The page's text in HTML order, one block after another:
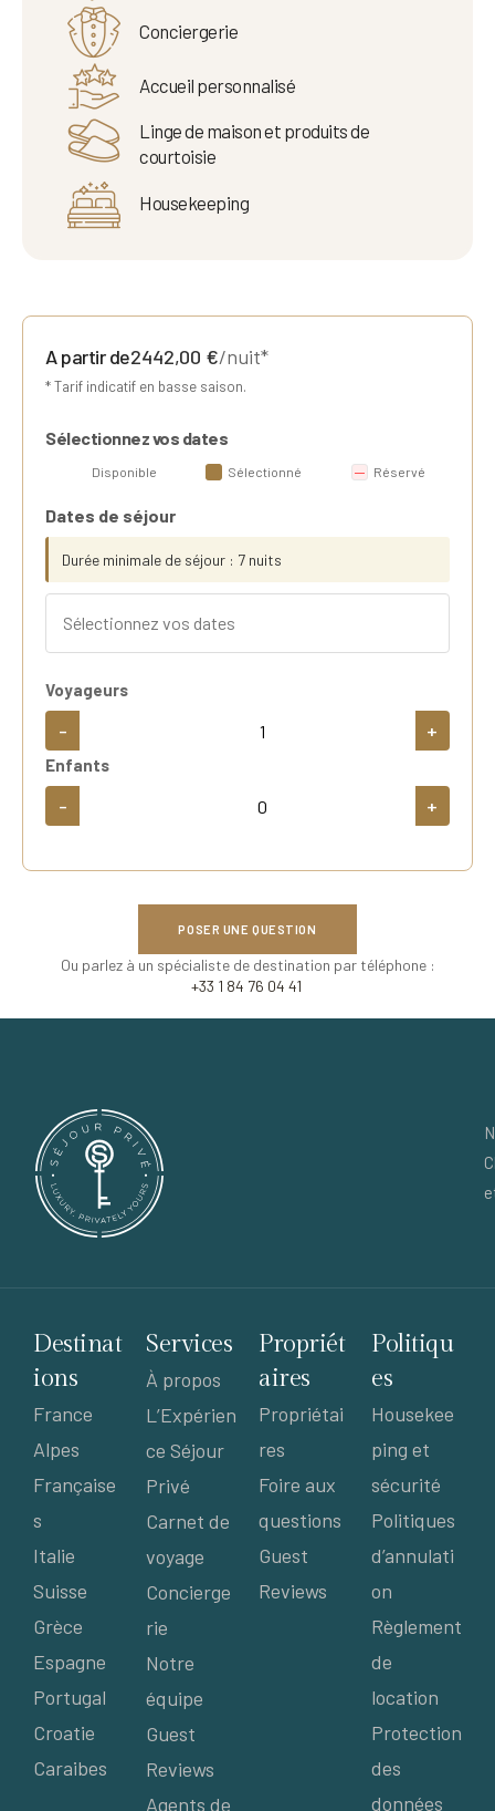
Conciergerie
Accueil personnalisé
Linge de maison et produits de
courtoisie
Housekeeping
A partir de2442,00 €/nuit*
* Tarif indicatif en basse saison.
Sélectionnez vos dates
Disponible Sélectionné Réservé
Dates de séjour
Durée minimale de séjour : 7 nuits
Voyageurs
- +
Enfants
- +
POSER UNE QUESTION
Ou parlez à un spécialiste de destination par téléphone :
+33 1 84 76 04 41
Destinat
ions
France
Alpes
Française
s
Italie
Suisse
Grèce
Espagne
Portugal
Croatie
Caraibes
Services
À propos
L’Expérien
ce Séjour
Privé
Carnet de
voyage
Concierge
rie
Notre
équipe
Guest
Reviews
Agents de
Propriét
aires
Propriétai
res
Foire aux
questions
Guest
Reviews
Politiqu
es
Housekee
ping et
sécurité
Politiques
d’annulati
on
Règlement
de
location
Protection
des
données